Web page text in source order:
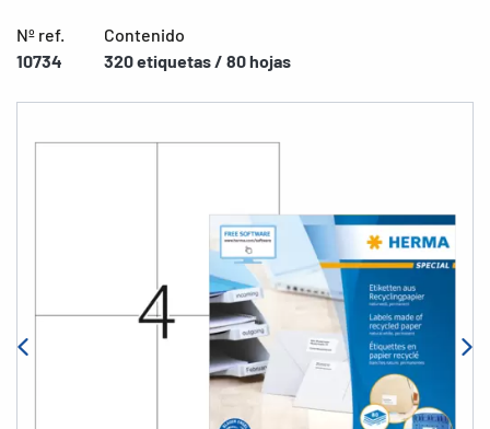
Nº ref.
10734
Contenido
320 etiquetas / 80 hojas